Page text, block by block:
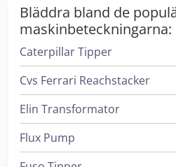
Bläddra bland de
maskinbeteckningarna:
Caterpillar Tipper
Cvs Ferrari Reachstacker
Elin Transformator
Flux Pump